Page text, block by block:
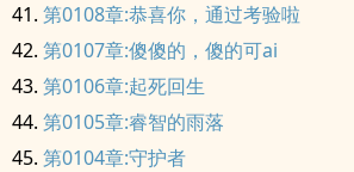
第0108章:恭喜你，通过考验啦
第0107章:傻傻的，傻的可ai
第0106章:起死回生
第0105章:睿智的雨落
第0104章:守护者